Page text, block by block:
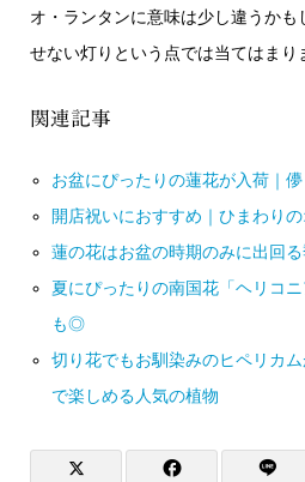
オ・ランタンに意味は少し違うか
せない灯りという点では当てはまり
関連記事
お盆にぴったりの蓮花が入荷｜
開店祝いにおすすめ｜ひまわり
蓮の花はお盆の時期のみに出回
夏にぴったりの南国花「ヘリコ
も◎
切り花でもお馴染みのヒペリカ
で楽しめる人気の植物